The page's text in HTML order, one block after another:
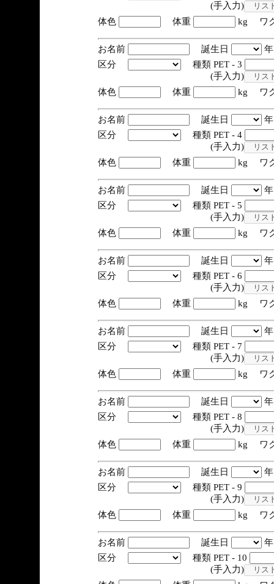
(手入力)
体色
体重 kg ワ
お名前 誕生日
区分
種類 PET - 3
(手入力)
体色
体重 kg ワ
お名前 誕生日
区分
種類 PET - 4
(手入力)
体色
体重 kg ワ
お名前 誕生日
区分
種類 PET - 5
(手入力)
体色
体重 kg ワ
お名前 誕生日
区分
種類 PET - 6
(手入力)
体色
体重 kg ワ
お名前 誕生日
区分
種類 PET - 7
(手入力)
体色
体重 kg ワ
お名前 誕生日
区分
種類 PET - 8
(手入力)
体色
体重 kg ワ
お名前 誕生日
区分
種類 PET - 9
(手入力)
体色
体重 kg ワ
お名前 誕生日
区分
種類 PET - 10
(手入力)